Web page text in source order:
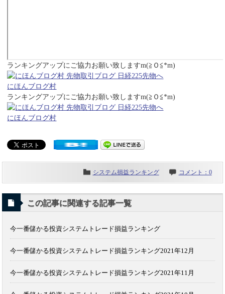
ランキングアップにご協力お願い致しますm(≧Ｏ≦*m)
にほんブログ村
ランキングアップにご協力お願い致しますm(≧Ｏ≦*m)
にほんブログ村
システム損益ランキング コメント：0
この記事に関連する記事一覧
今一番儲かる投資システムトレード損益ランキング
今一番儲かる投資システムトレード損益ランキング2021年12月
今一番儲かる投資システムトレード損益ランキング2021年11月